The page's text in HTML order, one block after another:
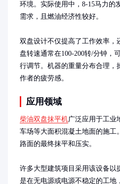
环境。实际使用中，8-15马力的
需求，且燃油经济性较好。
双盘设计不仅提高了工作效率，
盘转速通常在100-200转/分钟，
行调节。机器的重量分布合理，
作者的疲劳感。
应用领域
柴油双盘抹平机广泛应用于工业
车场等大面积混凝土地面的施工
路面的最终抹平和压实。
许多大型建筑项目采用该设备以
是在无电源或电源不稳定的工地